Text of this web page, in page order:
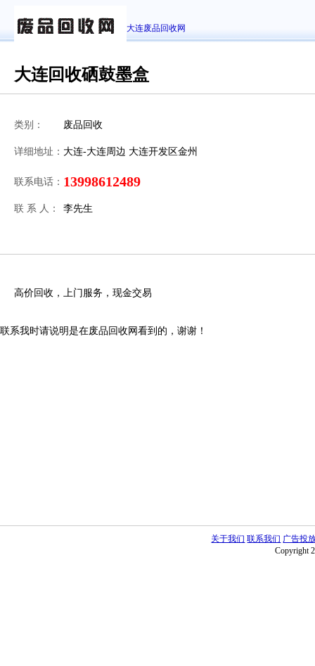
大连废品回收网
大连回收硒鼓墨盒
类别： 废品回收
详细地址： 大连-大连周边 大连开发区金州
联系电话： 13998612489
联 系 人： 李先生
高价回收，上门服务，现金交易
联系我时请说明是在废品回收网看到的，谢谢！
关于我们 联系我们 广告投
Copyright